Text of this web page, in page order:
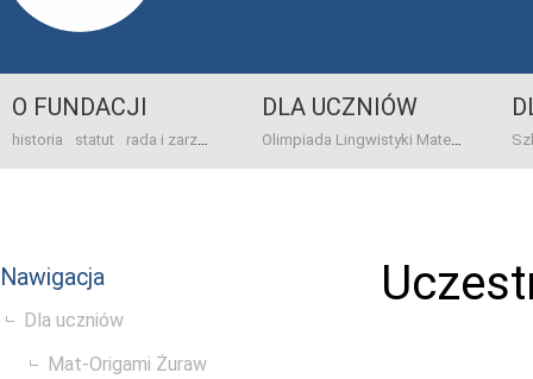
O FUNDACJI
historia statut rada i zarząd dane bankowo-adresowe kontakt
DLA UCZNIÓW
Olimpiada Lingwistyki Matematycznej
Nawigacja
Dla uczniów
Mat-Origami Żuraw